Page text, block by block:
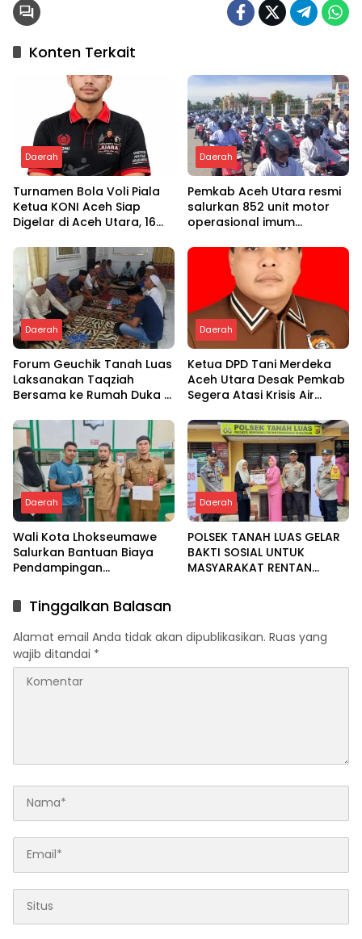
Konten Terkait
Daerah
Turnamen Bola Voli Piala
Ketua KONI Aceh Siap
Digelar di Aceh Utara, 16
Ambil Bagian
Daerah
Pemkab Aceh Utara resmi
salurkan 852 unit motor
operasional imum
Daerah
Forum Geuchik Tanah Luas
Laksanakan Taqziah
Bersama ke Rumah Duka di
Daerah
Ketua DPD Tani Merdeka
Aceh Utara Desak Pemkab
Segera Atasi Krisis Air
Daerah
Wali Kota Lhokseumawe
Salurkan Bantuan Biaya
Pendampingan
Mal
Daerah
POLSEK TANAH LUAS GELAR
BAKTI SOSIAL UNTUK
MASYARAKAT RENTAN
Tinggalkan Balasan
Alamat email Anda tidak akan dipublikasikan. Ruas yang
wajib ditandai *